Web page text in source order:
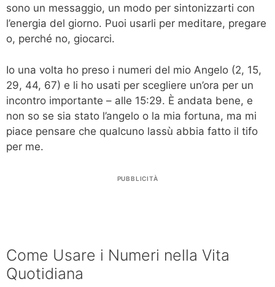
sono un messaggio, un modo per sintonizzarti con
l’energia del giorno. Puoi usarli per meditare, pregare
o, perché no, giocarci.
Io una volta ho preso i numeri del mio Angelo (2, 15,
29, 44, 67) e li ho usati per scegliere un’ora per un
incontro importante – alle 15:29. È andata bene, e
non so se sia stato l’angelo o la mia fortuna, ma mi
piace pensare che qualcuno lassù abbia fatto il tifo
per me.
PUBBLICITÀ
Come Usare i Numeri nella Vita
Quotidiana